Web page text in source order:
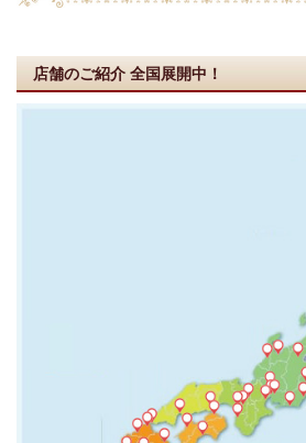
店舗のご紹介 全国展開中！